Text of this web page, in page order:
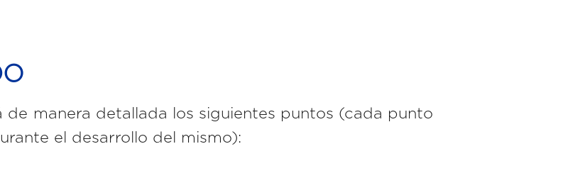
manera detallada los siguientes puntos (cada punto
el desarrollo del mismo):